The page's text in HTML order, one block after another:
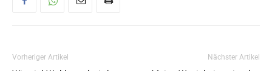
Vorheriger Artikel Nächster Artikel